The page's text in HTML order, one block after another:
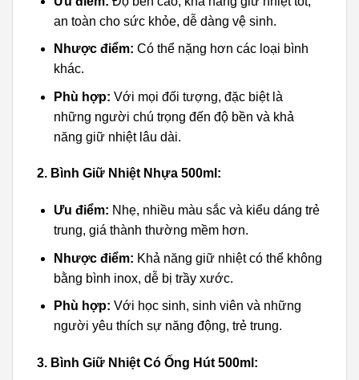
an toàn cho sức khỏe, dễ dàng vệ sinh.
Nhược điểm: Có thể nặng hơn các loại bình
khác.
Phù hợp: Với mọi đối tượng, đặc biệt là
những người chú trọng đến độ bền và khả
năng giữ nhiệt lâu dài.
2. Bình Giữ Nhiệt Nhựa 500ml:
Ưu điểm: Nhẹ, nhiều màu sắc và kiểu dáng trẻ
trung, giá thành thường mềm hơn.
Nhược điểm: Khả năng giữ nhiệt có thể không
bằng bình inox, dễ bị trầy xước.
Phù hợp: Với học sinh, sinh viên và những
người yêu thích sự năng động, trẻ trung.
3. Bình Giữ Nhiệt Có Ống Hút 500ml: